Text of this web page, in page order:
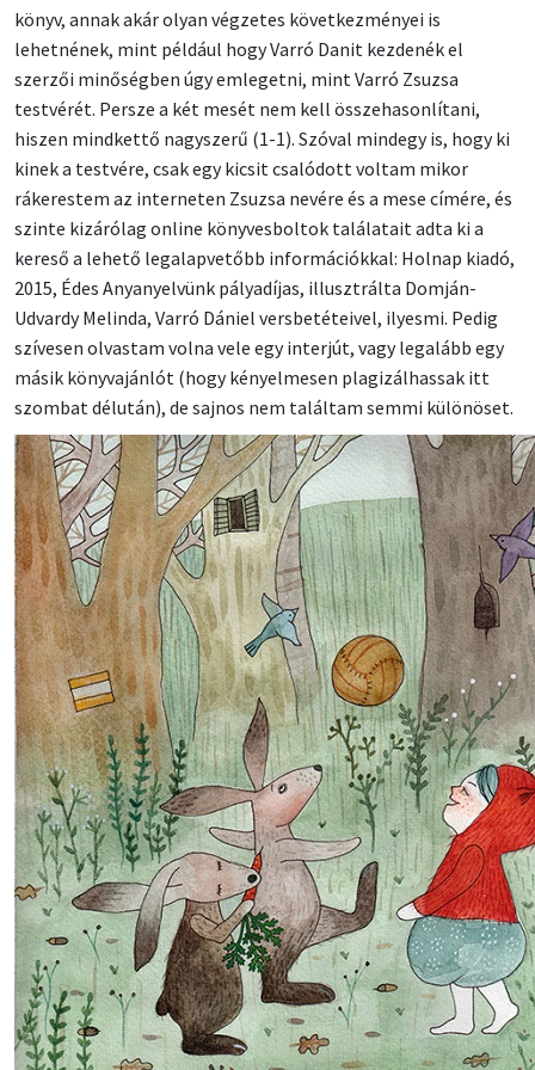
könyv, annak akár olyan végzetes következményei is
lehetnének, mint például hogy Varró Danit kezdenék el
szerzői minőségben úgy emlegetni, mint Varró Zsuzsa
testvérét. Persze a két mesét nem kell összehasonlítani,
hiszen mindkettő nagyszerű (1-1). Szóval mindegy is, hogy ki
kinek a testvére, csak egy kicsit csalódott voltam mikor
rákerestem az interneten Zsuzsa nevére és a mese címére, és
szinte kizárólag online könyvesboltok találatait adta ki a
kereső a lehető legalapvetőbb információkkal: Holnap kiadó,
2015, Édes Anyanyelvünk pályadíjas, illusztrálta Domján-
Udvardy Melinda, Varró Dániel versbetéteivel, ilyesmi. Pedig
szívesen olvastam volna vele egy interjút, vagy legalább egy
másik könyvajánlót (hogy kényelmesen plagizálhassak itt
szombat délután), de sajnos nem találtam semmi különöset.